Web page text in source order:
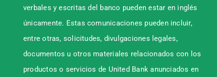
verbales y escritas del banco pueden estar en inglés
únicamente. Estas comunicaciones pueden incluir,
entre otras, solicitudes, divulgaciones legales,
documentos u otros materiales relacionados con los
productos o servicios de United Bank anunciados en